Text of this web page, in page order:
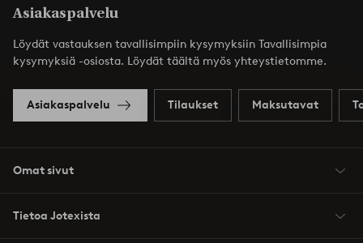
Asiakaspalvelu
Löydät vastauksen tavallisimpiin kysymyksiin Tavallisimpia
kysymyksiä -osiosta. Löydät täältä myös yhteystietomme.
Asiakaspalvelu Tilaukset Maksutavat
Omat sivut
Tietoa Jotexista